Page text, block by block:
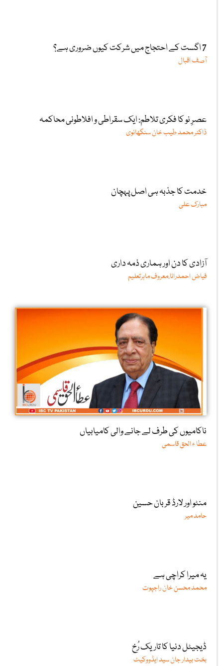
7 اگست کے احتجاج میں شرکت کیوں ضروری ہے؟
آصف اقبال
عصرِ نو کا فکری تلاطم: ایک سقراطی و افلاطونی محاکمہ
ڈاکٹر محمد طیب خان سنگھانوی
خدمت کا جذبہ ہی اصل پہچان
مبارک علی
آزادی کا دن اور ہماری ذمہ داری
فیاض احمدرانا،معروف ماہرتعلیم
ناکامیوں کی طرف لے جانے والی کامیابیاں
عطا ء الحق قاسمی
منٹو اور لارڈ قربان حسین
حامد میر
یہ میرا کراچی ہے
محمد محسن خان راجپوت
ڈیجیٹل دنیا کا تاریک رُخ
بخت بیدار جان سید ایڈووکیٹ